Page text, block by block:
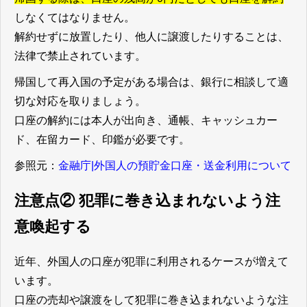
しなくてはなりません。
解約せずに放置したり、他人に譲渡したりすることは、
法律で禁止されています。
帰国して再入国の予定がある場合は、銀行に相談して適
切な対応を取りましょう。
口座の解約には本人が出向き、通帳、キャッシュカー
ド、在留カード、印鑑が必要です。
参照元： 金融庁|外国人の預貯金口座・送金利用について
注意点② 犯罪に巻き込まれないよう注
意喚起する
近年、外国人の口座が犯罪に利用されるケースが増えて
います。
口座の売却や譲渡をして犯罪に巻き込まれないような注